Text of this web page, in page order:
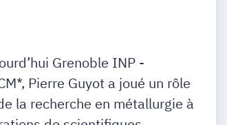
Grenoble INP -
Pierre Guyot a joué un rôle
la recherche en métallurgie à